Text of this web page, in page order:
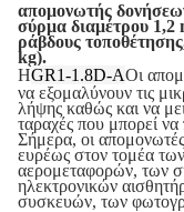
απομονωτής
σύρμα διαμέτρου 1,2
ράβδους
kg).
ΗGR1-1.8D-AΟι
να εξομαλύνουν τις
λήψης καθώς και να
ταραχές που μπορεί
Σήμερα, οι
ευρέως στον τομέα
αερομεταφορών, των
ηλεκτρονικών
συσκευών, των